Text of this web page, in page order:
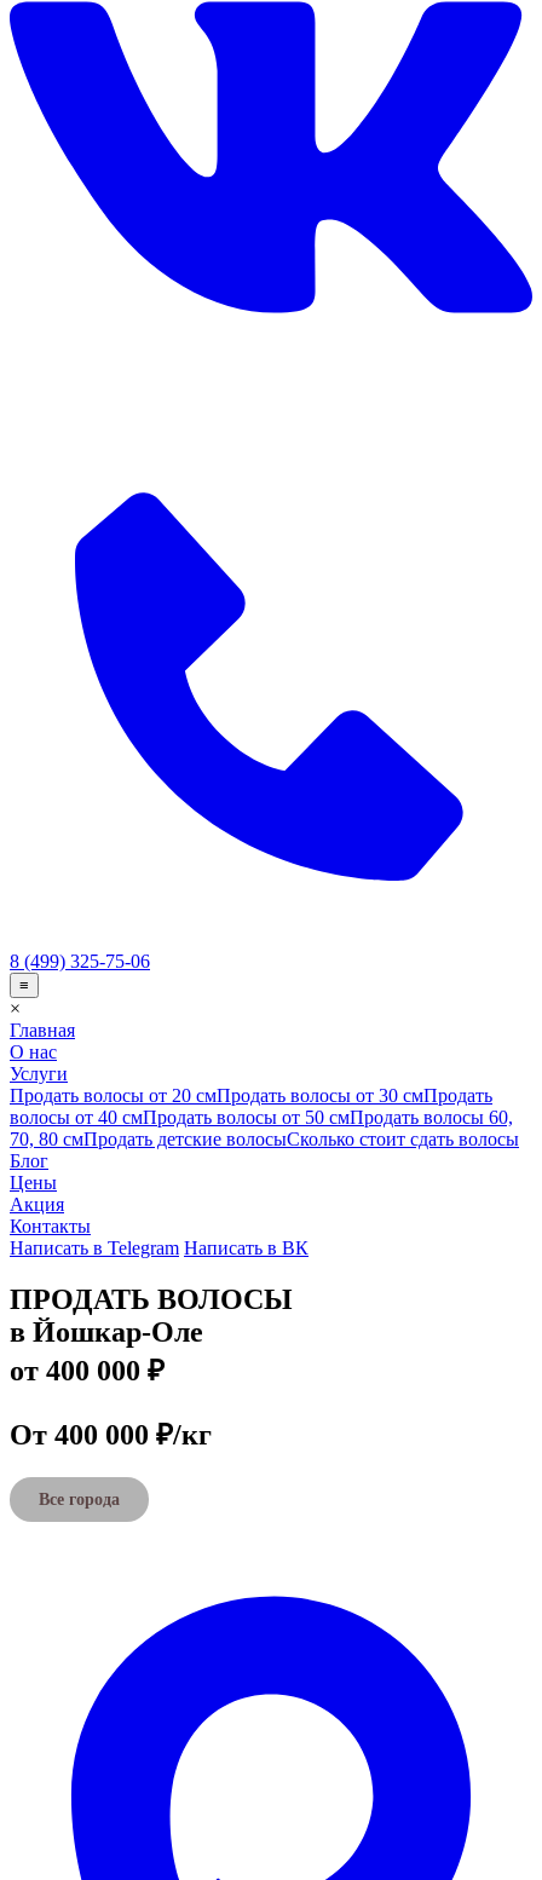
8 (499) 325-75-06
≡
×
Главная
О нас
Услуги
Продать волосы от 20 смПродать волосы от 30 смПродать
волосы от 40 смПродать волосы от 50 смПродать волосы 60,
70, 80 смПродать детские волосыСколько стоит сдать волосы
Блог
Цены
Акция
Контакты
Написать в Telegram Написать в ВК
ПРОДАТЬ ВОЛОСЫ
в Йошкар-Оле
от 400 000 ₽
От 400 000 ₽/кг
Все города